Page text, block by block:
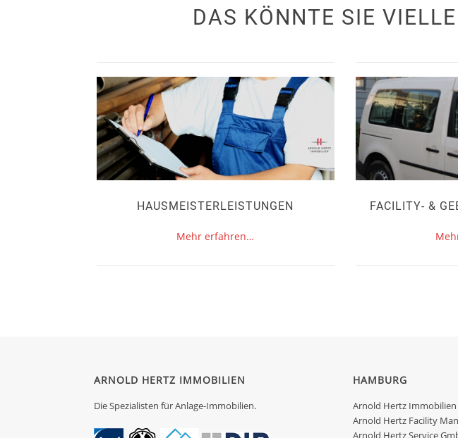
DAS KÖNNTE SIE
HAUSMEISTERLEISTUNGEN
Mehr erfahren…
FACILITY- &
ARNOLD HERTZ IMMOBILIEN
Die Spezialisten für Anlage-Immobilien.
HAMBURG
Arnold Hertz Immobilien
Arnold Hertz Facility
Arnold Hertz Service